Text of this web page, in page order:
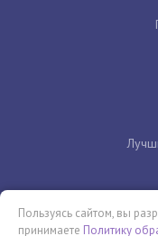
Пользуясь сайтом, вы
принимаете Политику